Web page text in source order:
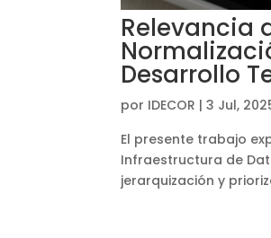
Relevancia
Desarrollo
por IDECOR |3 Jul,
El presente trabajo
Infraestructura de
jerarquización y